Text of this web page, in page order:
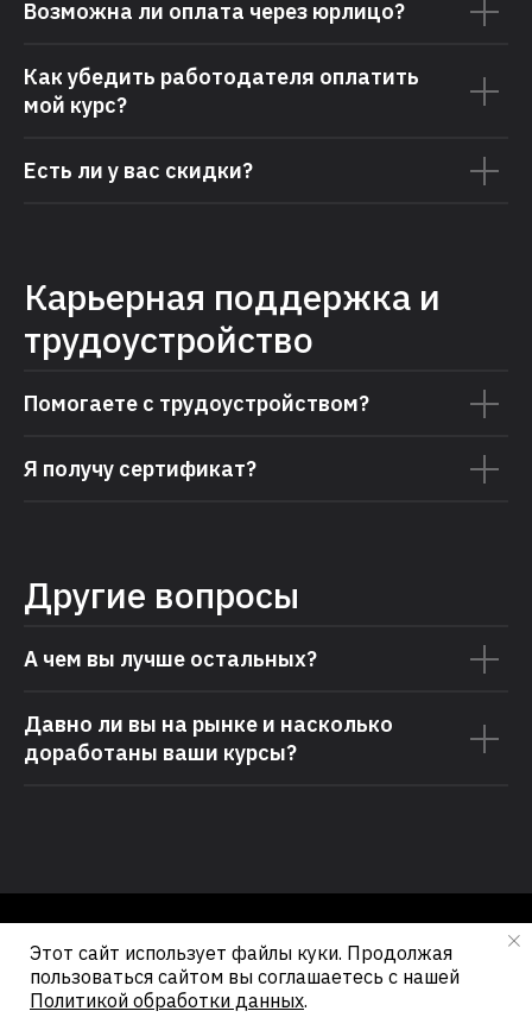
Возможна ли оплата через юрлицо?
Как убедить работодателя оплатить
мой курс?
Есть ли у вас скидки?
Карьерная поддержка и
трудоустройство
Помогаете с трудоустройством?
Я получу сертификат?
Другие вопросы
А чем вы лучше остальных?
Давно ли вы на рынке и насколько
доработаны ваши курсы?
Этот сайт использует файлы куки. Продолжая
пользоваться сайтом вы соглашаетесь с нашей
Политикой обработки данных.